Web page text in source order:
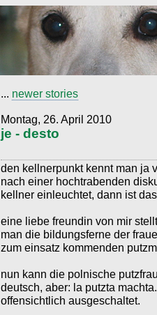
... newer stories
Montag, 26. April 2010
je - desto
den kellnerpunkt kennt man ja
nach einer hochtrabenden
kellner einleuchtet, dann ist
eine liebe freundin von mir
man die bildungsferne der
zum einsatz kommenden
nun kann die polnische
deutsch, aber: la putzta
offensichtlich ausgeschaltet.